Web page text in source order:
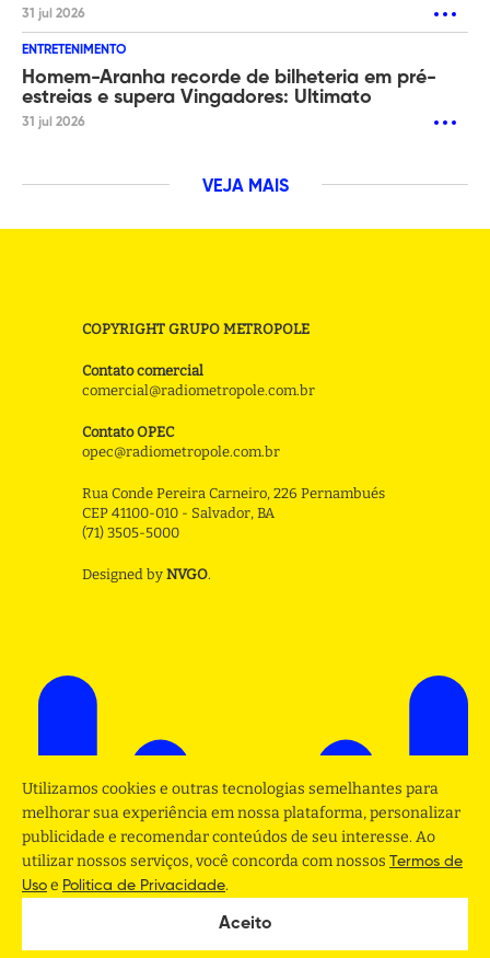
31 jul 2026
ENTRETENIMENTO
Homem-Aranha recorde de bilheteria em pré-
estreias e supera Vingadores: Ultimato
31 jul 2026
VEJA MAIS
COPYRIGHT GRUPO METROPOLE
Contato comercial
comercial@radiometropole.com.br
Contato OPEC
opec@radiometropole.com.br
Rua Conde Pereira Carneiro, 226 Pernambués
CEP 41100-010 - Salvador, BA
(71) 3505-5000
Designed by NVGO.
Utilizamos cookies e outras tecnologias semelhantes para
melhorar sua experiência em nossa plataforma, personalizar
publicidade e recomendar conteúdos de seu interesse. Ao
utilizar nossos serviços, você concorda com nossos Termos de
Uso e Politica de Privacidade.
Aceito